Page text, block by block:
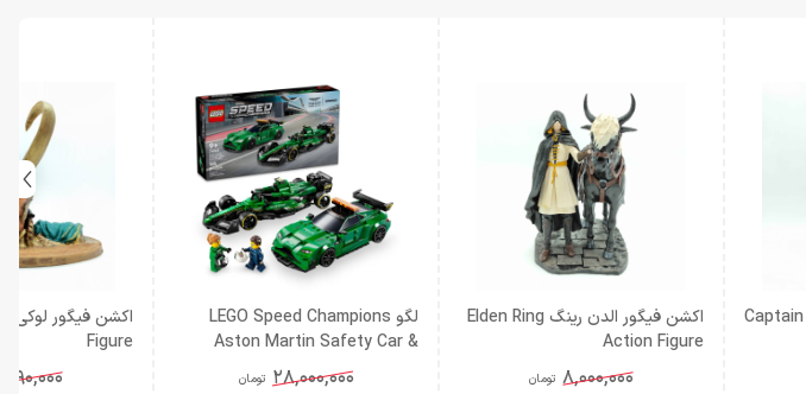
اکشن فیگور کاپیتان مارول Captain
اکشن فیگور الدن رینگ Elden Ring
Action Figure
8,000,000 تومان
لگو LEGO Speed Champions
Aston Martin Safety Car &
AMR23 F1 76925
28,000,000 تومان
Figure